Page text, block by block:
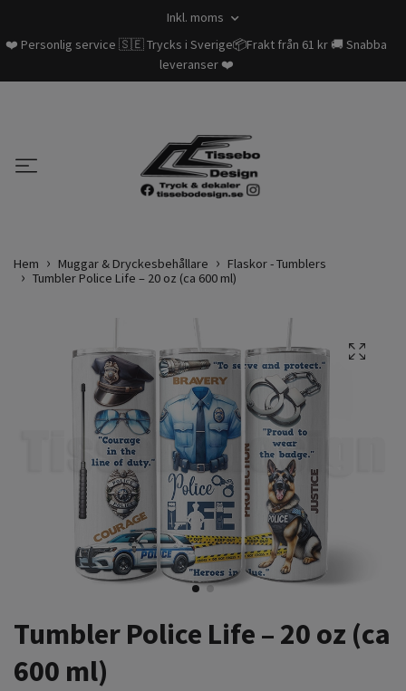
Inkl. moms
❤️ Personlig service 🇸🇪 Trycks i Sverige📦Frakt från 61 kr 🚚 Snabba
leveranser ❤️
Hem Muggar & Dryckesbehållare
Flaskor - Tumblers
Tumbler Police Life – 20 oz (ca 600 ml)
Tumbler Police Life – 20 oz (ca
600 ml)